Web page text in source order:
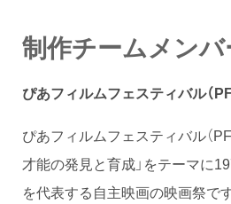
制作チームメンバ
ぴあフィルムフェスティバル（
ぴあフィルムフェスティバル（
才能の発見と育成」をテーマに
を代表する自主映画の映画祭です